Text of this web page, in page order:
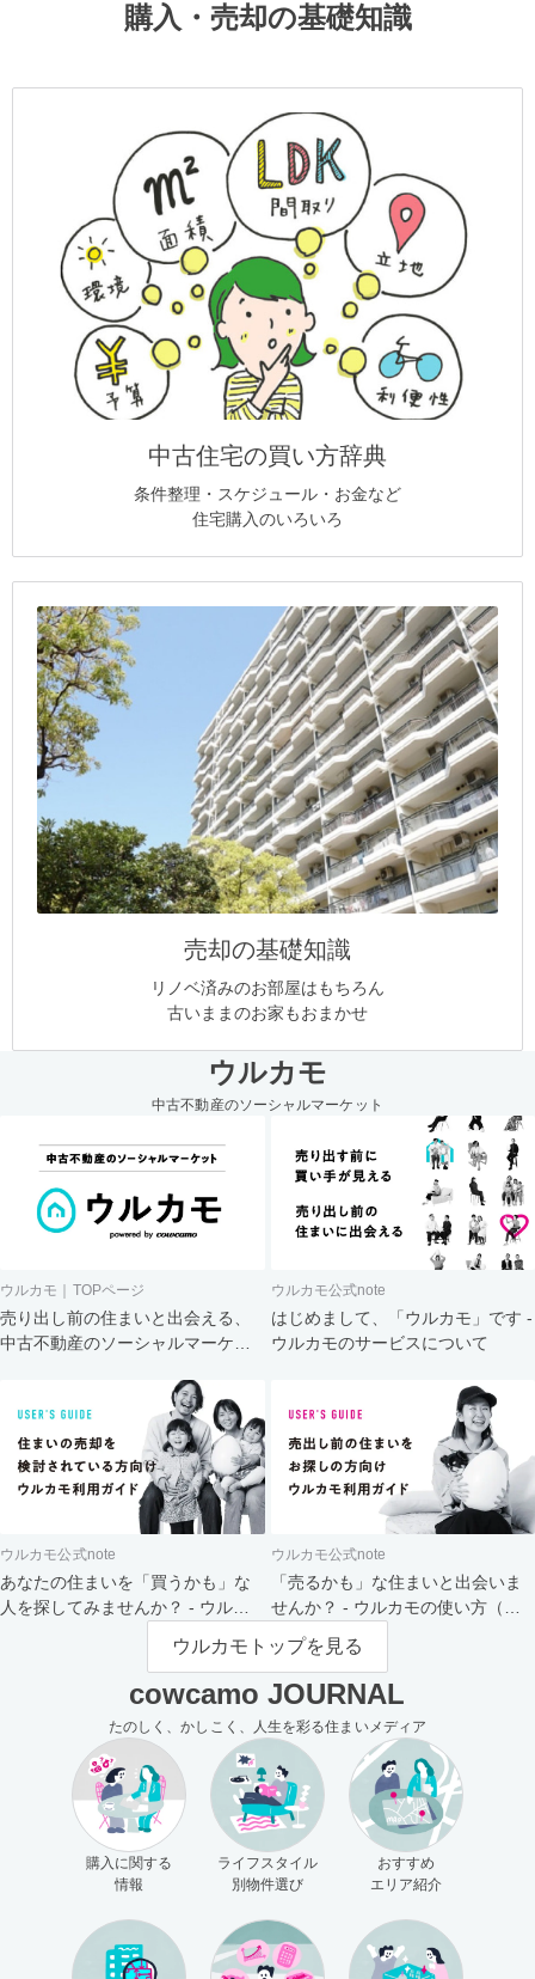
購入・売却の基礎知識
中古住宅の買い方辞典
条件整理・スケジュール・お金など
住宅購入のいろいろ
売却の基礎知識
リノベ済みのお部屋はもちろん
古いままのお家もおまかせ
ウルカモ
中古不動産のソーシャルマーケット
ウルカモ｜TOPページ
売り出し前の住まいと出会える、
中古不動産のソーシャルマーケッ
ウルカモ公式note
はじめまして、「ウルカモ」です -
ウルカモのサービスについて
ウルカモ公式note
あなたの住まいを「買うかも」な
人を探してみませんか？ - ウルカ
ウルカモ公式note
「売るかも」な住まいと出会いま
せんか？ - ウルカモの使い方（買
主さま向け）
ウルカモトップを見る
cowcamo JOURNAL
たのしく、かしこく、人生を彩る住まいメディア
購入に関する
情報
ライフスタイル
別物件選び
おすすめ
エリア紹介